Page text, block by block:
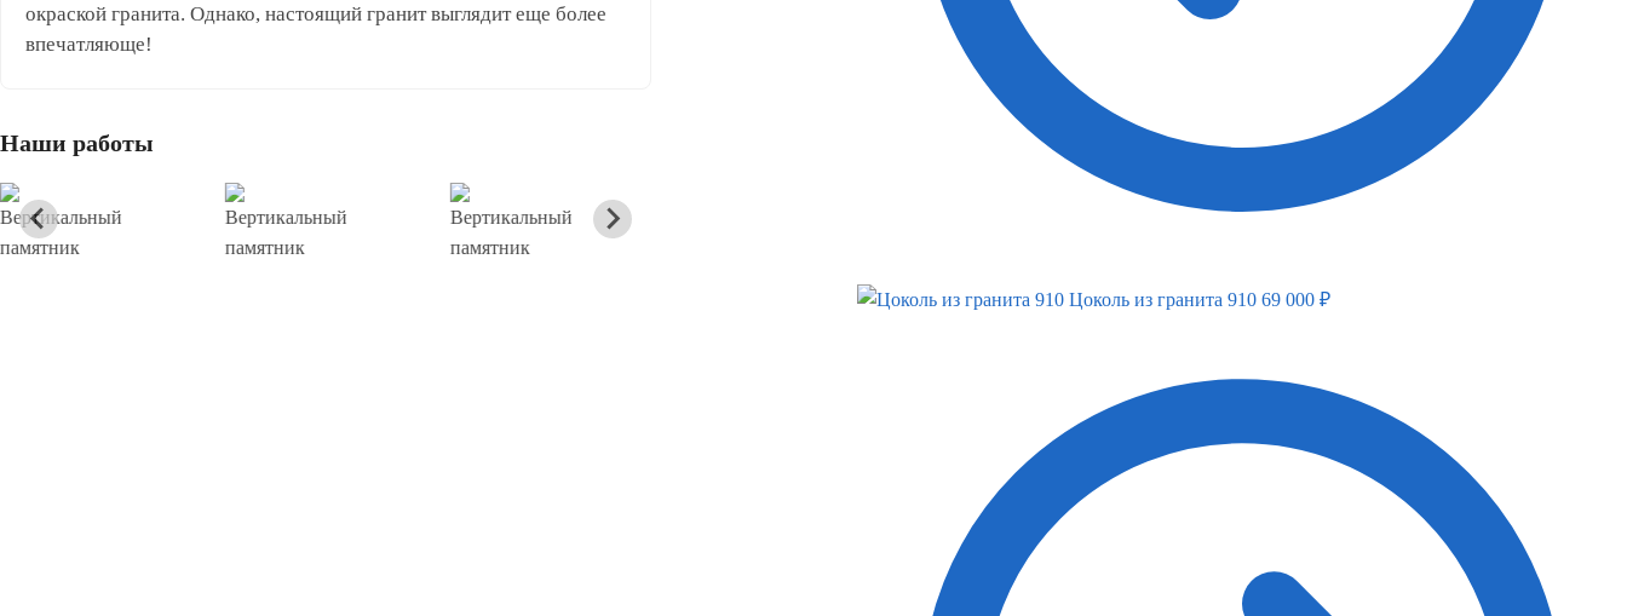
Цоколь из гранита 910 69 000 ₽
окраской гранита. Однако, настоящий гранит выглядит еще более
впечатляюще!
Наши работы
Вертикальный
памятник
Вертикальный
памятник
Вертикальный
памятник
Вертикальный